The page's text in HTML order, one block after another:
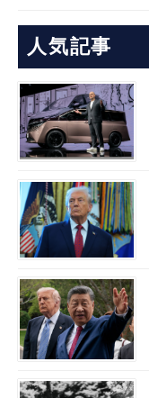
人気記事